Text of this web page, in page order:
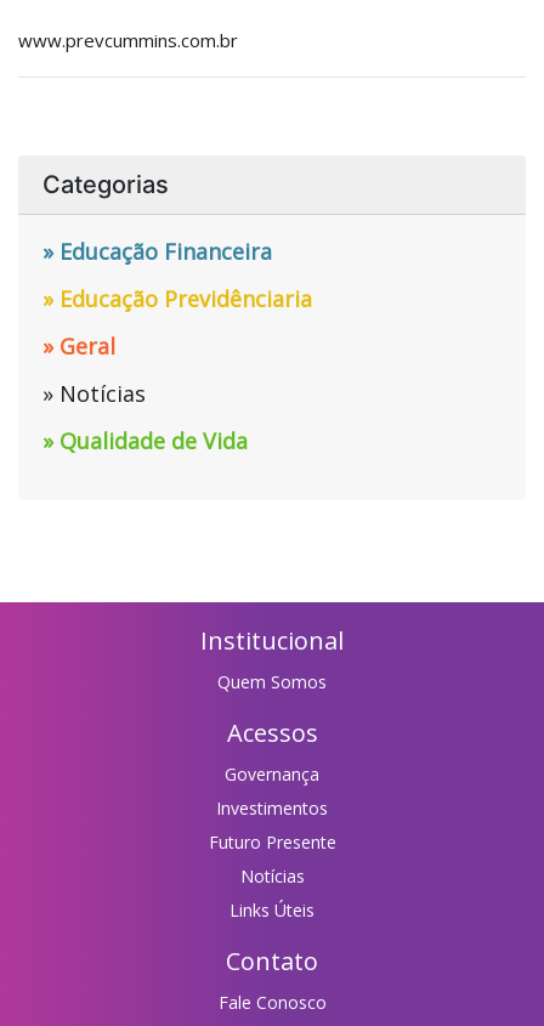
www.prevcummins.com.br
Categorias
» Educação Financeira
» Educação Previdênciaria
» Geral
» Notícias
» Qualidade de Vida
Institucional
Quem Somos
Acessos
Governança
Investimentos
Futuro Presente
Notícias
Links Úteis
Contato
Fale Conosco